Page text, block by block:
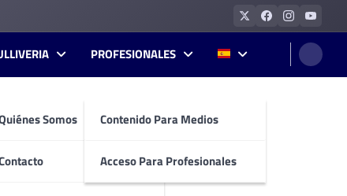
Somos
PROFESIONALES
Contenido Para Medios
Acceso Para Profesionales